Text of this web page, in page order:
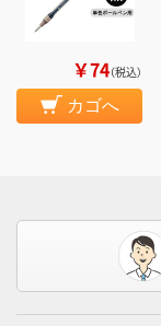
￥74（税込）
カゴへ